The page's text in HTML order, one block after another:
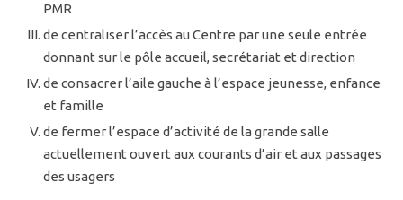
PMR
de centraliser l’accès au Centre par une seule entrée
donnant sur le pôle accueil, secrétariat et direction
de consacrer l’aile gauche à l’espace jeunesse, enfance
et famille
de fermer l’espace d’activité de la grande salle
actuellement ouvert aux courants d’air et aux passages
des usagers